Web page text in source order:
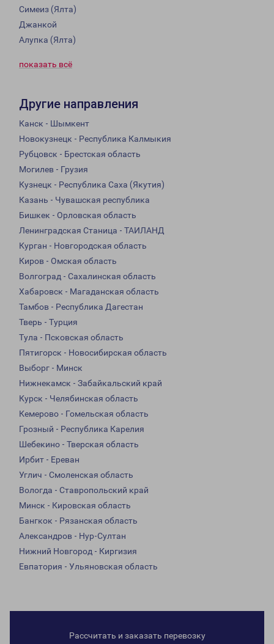
Симеиз (Ялта)
Джанкой
Алупка (Ялта)
показать всё
Другие направления
Канск - Шымкент
Новокузнецк - Республика Калмыкия
Рубцовск - Брестская область
Могилев - Грузия
Кузнецк - Республика Саха (Якутия)
Казань - Чувашская республика
Бишкек - Орловская область
Ленинградская Станица - ТАИЛАНД
Курган - Новгородская область
Киров - Омская область
Волгоград - Сахалинская область
Хабаровск - Магаданская область
Тамбов - Республика Дагестан
Тверь - Турция
Тула - Псковская область
Пятигорск - Новосибирская область
Выборг - Минск
Нижнекамск - Забайкальский край
Курск - Челябинская область
Кемерово - Гомельская область
Грозный - Республика Карелия
Шебекино - Тверская область
Ирбит - Ереван
Углич - Смоленская область
Вологда - Ставропольский край
Минск - Кировская область
Бангкок - Рязанская область
Александров - Нур-Султан
Нижний Новгород - Киргизия
Евпатория - Ульяновская область
Рассчитать и заказать перевозку